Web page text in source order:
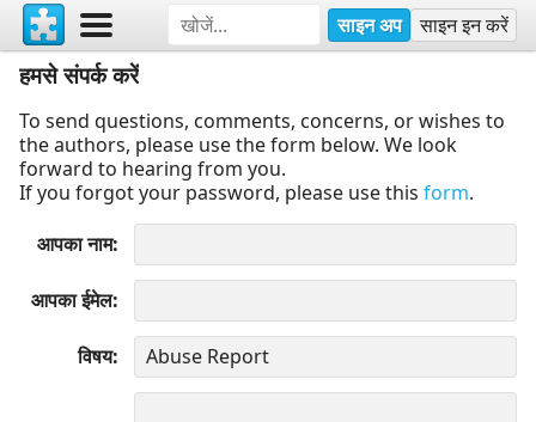
साइन अप साइन इन करें
हमसे संपर्क करें
To send questions, comments, concerns, or wishes to
the authors, please use the form below. We look
forward to hearing from you.
If you forgot your password, please use this form.
आपका नाम
आपका ईमेल
विषय